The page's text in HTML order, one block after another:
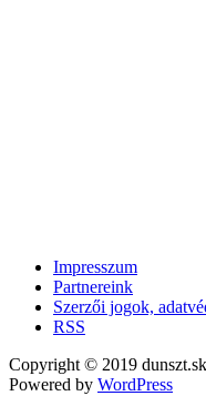
Impresszum
Partnereink
Szerzői jogok,
RSS
Copyright © 2019
Powered by WordPress